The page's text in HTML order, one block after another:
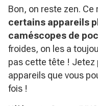
Bon, on reste zen. Ce
certains appareils
caméscopes de
froides, on les a
pas cette tête ! Jetez
appareils que vous
fois !